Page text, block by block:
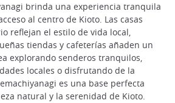
brinda una experiencia tranquila
al centro de Kioto. Las casas
reflejan el estilo de vida local,
tiendas y cafeterías añaden un
explorando senderos tranquilos,
locales o disfrutando de la
es una base perfecta
natural y la serenidad de Kioto.